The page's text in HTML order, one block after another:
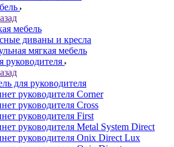
мебель
диваны и кресла
мягкая мебель
руководителя
для руководителя
руководителя Corner
руководителя Cross
руководителя First
руководителя Metal System Direct
руководителя Onix Direct Lux